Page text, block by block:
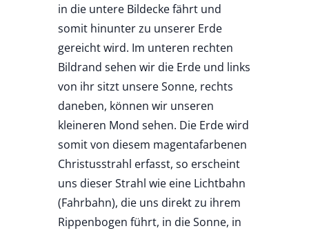
in die untere Bildecke fährt und
somit hinunter zu unserer Erde
gereicht wird. Im unteren rechten
Bildrand sehen wir die Erde und links
von ihr sitzt unsere Sonne, rechts
daneben, können wir unseren
kleineren Mond sehen. Die Erde wird
somit von diesem magentafarbenen
Christusstrahl erfasst, so erscheint
uns dieser Strahl wie eine Lichtbahn
(Fahrbahn), die uns direkt zu ihrem
Rippenbogen führt, in die Sonne, in